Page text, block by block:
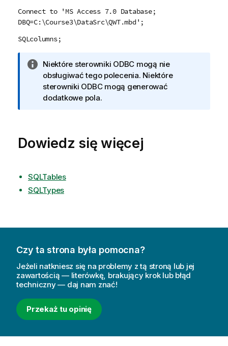
Connect to 'MS Access 7.0 Database;
DBQ=C:\Course3\DataSrc\QWT.mbd';
SQLcolumns;
I
n
f
o
c
Niektóre sterowniki ODBC mogą nie
obsługiwać tego polecenia. Niektóre
sterowniki ODBCmogą generować
dodatkowe pola.
Dowiedz się więcej
SQLTables
SQLTypes
Czy ta strona była pomocna?
Jeżeli natkniesz się na problemy z tą stroną lub jej
zawartością — literówkę, brakujący krok lub błąd
techniczny — daj nam znać!
Przekaż tu opinię